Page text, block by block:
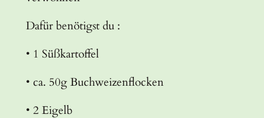
Dafür benötigst du :
• 1 Süßkartoffel
• ca. 50g Buchweizenflocken
• 2 Eigelb